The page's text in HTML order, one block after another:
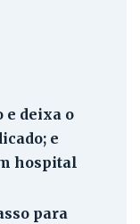
e deixa o
e
hospital
para